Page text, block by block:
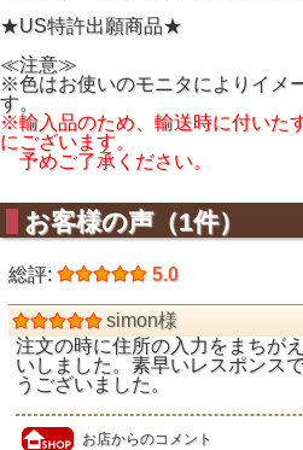
★US特許出願商品★
≪注意≫
※色はお使いのモニタによりイメ
す。
※輸入品のため、輸送時に付いた
にございます。
予めご了承ください。
お客様の声（1件）
総評: 5.0
simon様
注文の時に住所の入力をまちが
いしました。素早いレスポンス
うございました。
お店からのコメント